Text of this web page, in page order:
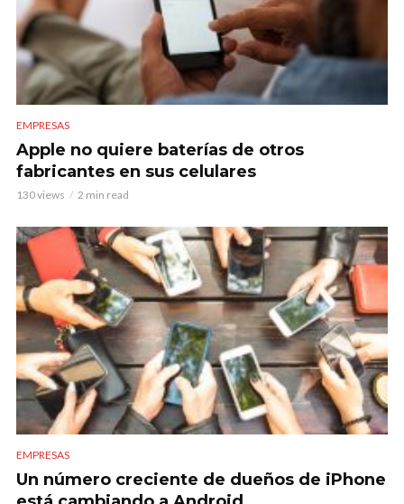
EMPRESAS
Apple no quiere baterías de otros
fabricantes en sus celulares
130 views 2 min read
EMPRESAS
Un número creciente de dueños de iPhone